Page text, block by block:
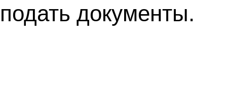
подать документы.